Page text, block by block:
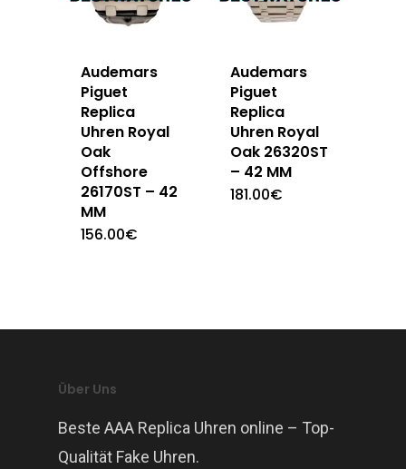
Audemars
Piguet
Replica
Uhren Royal
Oak
Offshore
26170ST – 42
MM
156.00€
Audemars
Piguet
Replica
Uhren Royal
Oak 26320ST
– 42 MM
181.00€
Über Uns
Beste AAA Replica Uhren online – Top-
Qualität Fake Uhren.